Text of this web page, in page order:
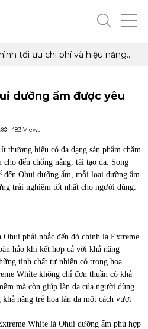
tối ưu chi phí và hiệu năng
Radeon RX 6500XT, 7600
ẩm được yêu thích nhất
dưỡng ẩm được yêu
483 Views
thương hiệu có đa dạng sản phẩm chăm
đến chống nắng, tái tạo da. Song
đến Ohui dưỡng ẩm, mỗi loại dưỡng ẩm
trải nghiệm tốt nhất cho người dùng.
Ohui phải nhắc đến đó chính là Extreme
hảo khi kết hợp cả với khả năng
tinh chất tự nhiên có trong hoa
White không chỉ đơn thuần có khả
mà còn giúp làn da của người dùng
năng trẻ hóa làn da một cách vượt
White là Ohui dưỡng ẩm phù hợp